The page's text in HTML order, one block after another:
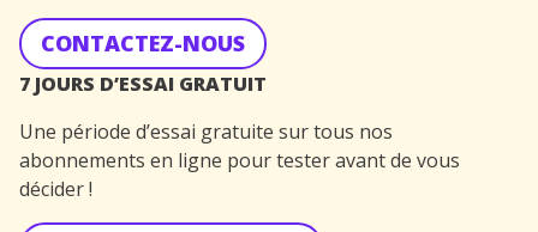
CONTACTEZ-NOUS
7 JOURS D’ESSAI GRATUIT
Une période d’essai gratuite sur tous nos
abonnements en ligne pour tester avant de vous
décider !